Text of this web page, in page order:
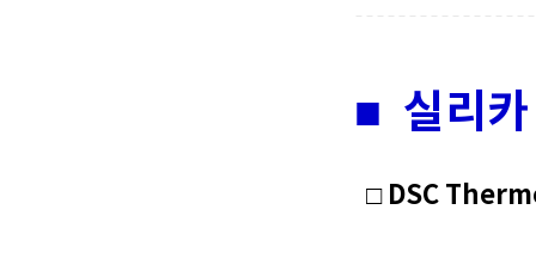
■ 실리카
□ DSC